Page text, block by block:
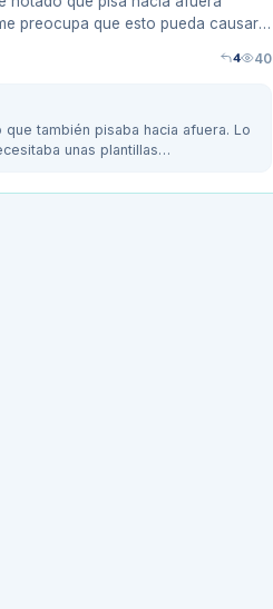
preocupa que esto pueda causarle
4 40
también pisaba hacia afuera. Lo
unas plantillas